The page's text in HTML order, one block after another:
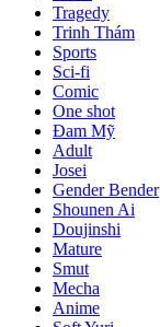
Tragedy
Trinh Thám
Sports
Sci-fi
Comic
One shot
Đam Mỹ
Adult
Josei
Gender Bender
Shounen Ai
Doujinshi
Mature
Smut
Mecha
Anime